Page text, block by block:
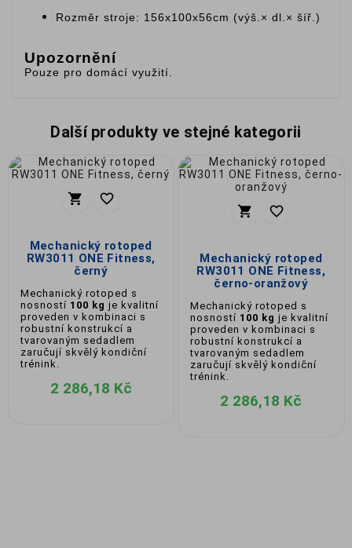
Rozměr stroje: 156x100x56cm (výš.× dl.× šíř.)
Upozornění
Pouze pro domácí využití.
Další produkty ve stejné kategorii
 
Mechanický rotoped
RW3011 ONE Fitness,
černý
Mechanický rotoped s
nosností 100 kg je kvalitní
proveden v kombinaci s
robustní konstrukcí a
tvarovaným sedadlem
zaručují skvělý kondiční
trénink.
2 286,18 Kč
 
Mechanický rotoped
RW3011 ONE Fitness,
černo-oranžový
Mechanický rotoped s
nosností 100 kg je kvalitní
proveden v kombinaci s
robustní konstrukcí a
tvarovaným sedadlem
zaručují skvělý kondiční
trénink.
2 286,18 Kč